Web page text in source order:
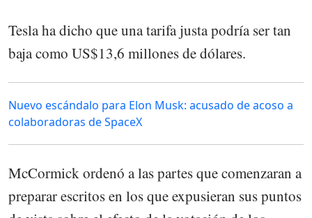
Tesla ha dicho que una tarifa justa podría ser tan
baja como US$13,6 millones de dólares.
Nuevo escándalo para Elon Musk: acusado de acoso a
colaboradoras de SpaceX
McCormick ordenó a las partes que comenzaran a
preparar escritos en los que expusieran sus puntos